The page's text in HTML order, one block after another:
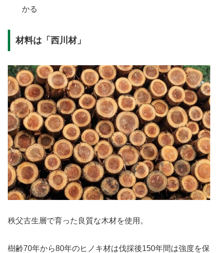
かる
材料は「西川材」
秩父古生層で育った良質な木材を使用。
樹齢70年から80年のヒノキ材は伐採後150年間は強度を保